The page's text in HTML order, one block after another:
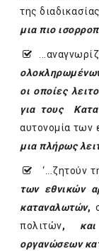
της
μια πιο
οι οποίες
για τους
αυτονομία
μια πλήρως
‘...ζητούν
των εθνικών
καταναλωτών,
πολιτών,
οργανώσεων